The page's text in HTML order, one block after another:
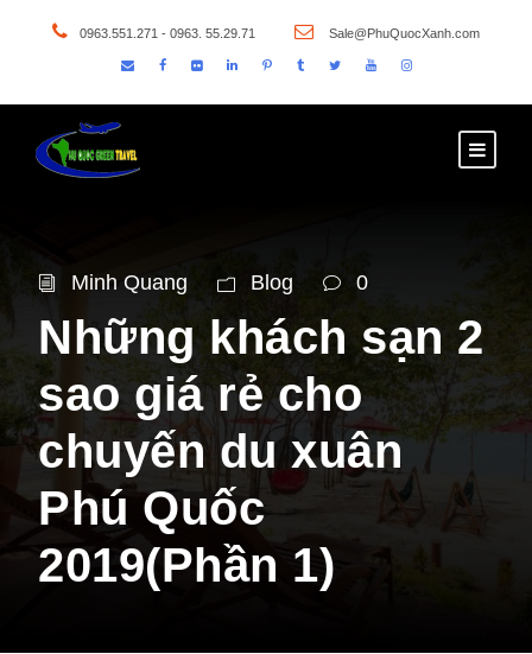
0963.551.271 - 0963. 55.29.71 Sale@PhuQuocXanh.com
Minh Quang Blog 0
Những khách sạn 2
sao giá rẻ cho
chuyến du xuân
Phú Quốc
2019(Phần 1)